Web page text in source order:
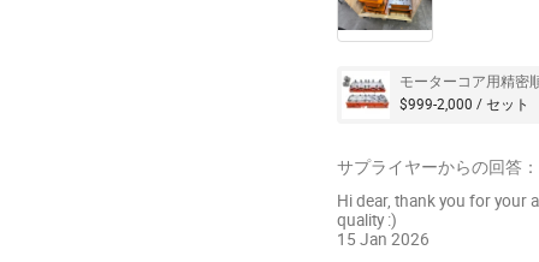
モーターコア用精密
$999-2,000 / セット
サプライヤーからの回答：
Hi dear, thank you for your
quality :)
15 Jan 2026